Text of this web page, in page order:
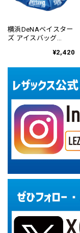
横浜DeNAベイスター
ズ アイスバッグ
¥2,420